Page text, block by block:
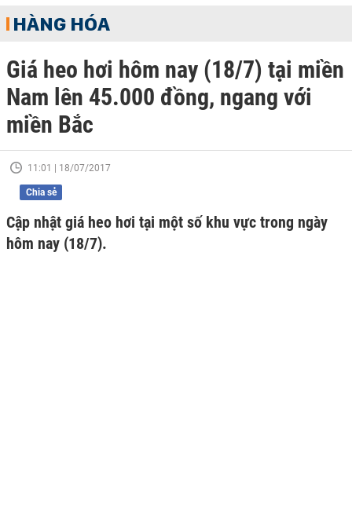
HÀNG HÓA
Giá heo hơi hôm nay (18/7) tại miền
Nam lên 45.000 đồng, ngang với
miền Bắc
11:01 | 18/07/2017
Chia sẻ
Cập nhật giá heo hơi tại một số khu vực trong ngày
hôm nay (18/7).